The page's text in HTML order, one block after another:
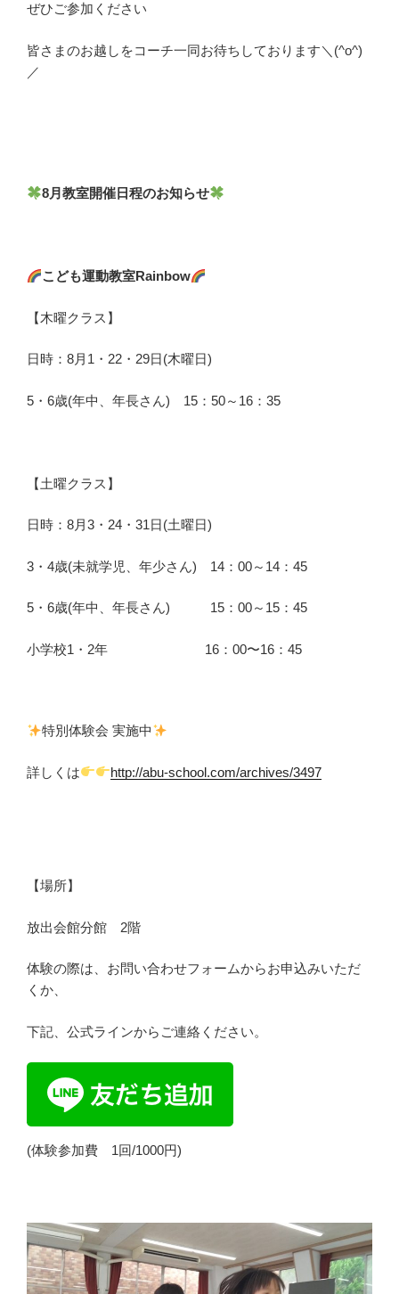
ぜひご参加ください
皆さまのお越しをコーチ一同お待ちしております＼(^o^)
／
8月教室開催日程のお知らせ
こども運動教室Rainbow
【木曜クラス】
日時：8月1・22・29日(木曜日)
5・6歳(年中、年長さん) 15：50～16：35
【土曜クラス】
日時：8月3・24・31日(土曜日)
3・4歳(未就学児、年少さん) 14：00～14：45
5・6歳(年中、年長さん) 15：00～15：45
小学校1・2年 16：00〜16：45
特別体験会 実施中
詳しくは http://abu-school.com/archives/3497
【場所】
放出会館分館 2階
体験の際は、お問い合わせフォームからお申込みいただ
くか、
下記、公式ラインからご連絡ください。
(体験参加費 1回/1000円)